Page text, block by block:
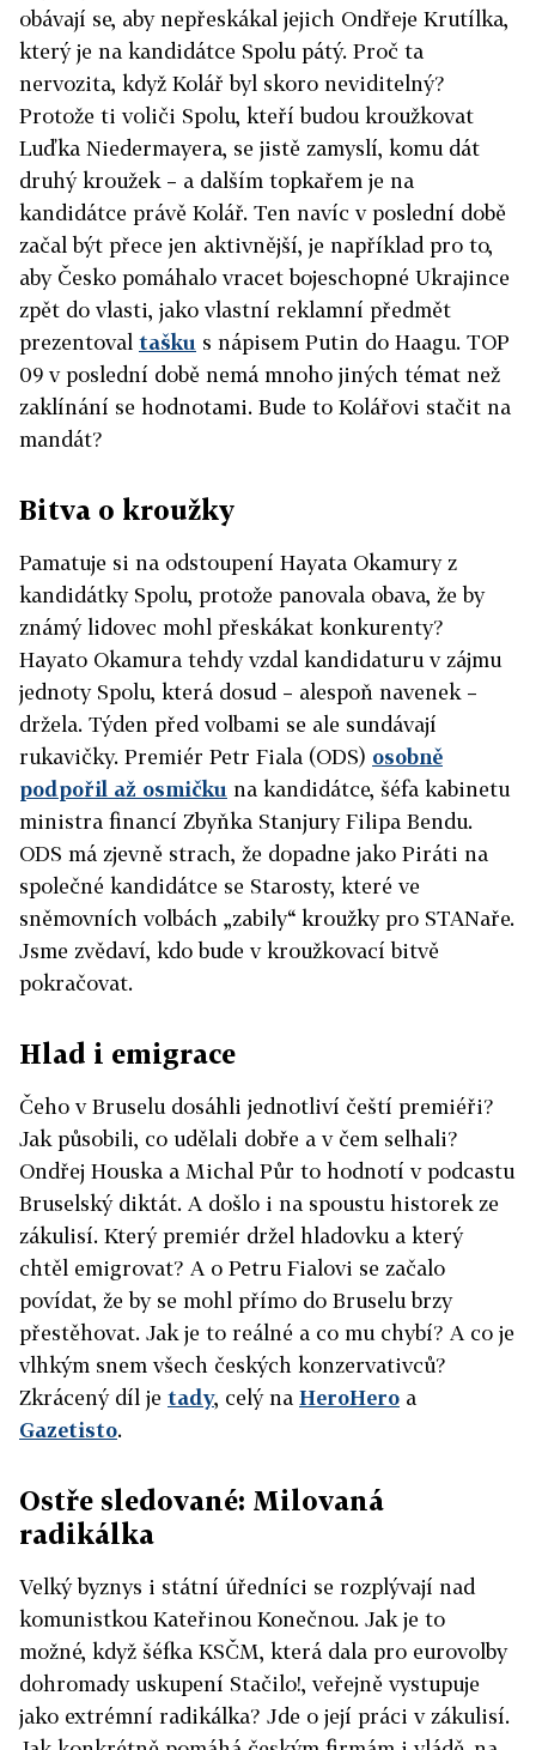
obávají se, aby nepřeskákal jejich Ondřeje Krutílka,
který je na kandidátce Spolu pátý. Proč ta
nervozita, když Kolář byl skoro neviditelný?
Protože ti voliči Spolu, kteří budou kroužkovat
Luďka Niedermayera, se jistě zamyslí, komu dát
druhý kroužek – a dalším topkařem je na
kandidátce právě Kolář. Ten navíc v poslední době
začal být přece jen aktivnější, je například pro to,
aby Česko pomáhalo vracet bojeschopné Ukrajince
zpět do vlasti, jako vlastní reklamní předmět
prezentoval tašku s nápisem Putin do Haagu. TOP
09 v poslední době nemá mnoho jiných témat než
zaklínání se hodnotami. Bude to Kolářovi stačit na
mandát?
Bitva o kroužky
Pamatuje si na odstoupení Hayata Okamury z
kandidátky Spolu, protože panovala obava, že by
známý lidovec mohl přeskákat konkurenty?
Hayato Okamura tehdy vzdal kandidaturu v zájmu
jednoty Spolu, která dosud – alespoň navenek –
držela. Týden před volbami se ale sundávají
rukavičky. Premiér Petr Fiala (ODS) osobně
podpořil až osmičku na kandidátce, šéfa kabinetu
ministra financí Zbyňka Stanjury Filipa Bendu.
ODS má zjevně strach, že dopadne jako Piráti na
společné kandidátce se Starosty, které ve
sněmovních volbách „zabily“ kroužky pro STANaře.
Jsme zvědaví, kdo bude v kroužkovací bitvě
pokračovat.
Hlad i emigrace
Čeho v Bruselu dosáhli jednotliví čeští premiéři?
Jak působili, co udělali dobře a v čem selhali?
Ondřej Houska a Michal Půr to hodnotí v podcastu
Bruselský diktát. A došlo i na spoustu historek ze
zákulisí. Který premiér držel hladovku a který
chtěl emigrovat? A o Petru Fialovi se začalo
povídat, že by se mohl přímo do Bruselu brzy
přestěhovat. Jak je to reálné a co mu chybí? A co je
vlhkým snem všech českých konzervativců?
Zkrácený díl je tady, celý na HeroHero a
Gazetisto.
Ostře sledované: Milovaná
radikálka
Velký byznys i státní úředníci se rozplývají nad
komunistkou Kateřinou Konečnou. Jak je to
možné, když šéfka KSČM, která dala pro eurovolby
dohromady uskupení Stačilo!, veřejně vystupuje
jako extrémní radikálka? Jde o její práci v zákulisí.